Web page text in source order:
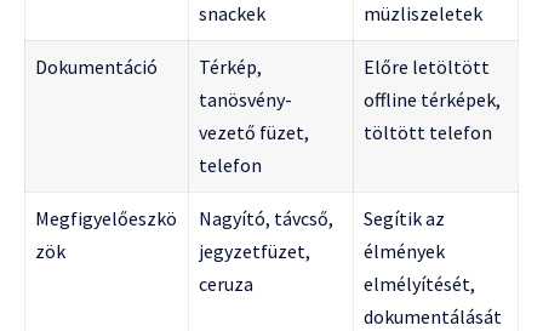
snackek
müzliszeletek
Dokumentáció
Térkép,
tanösvény-
vezető füzet,
telefon
Előre letöltött
offline térképek,
töltött telefon
Megfigyelőeszkö
zök
Nagyító, távcső,
jegyzetfüzet,
ceruza
Segítik az
élmények
elmélyítését,
dokumentálását